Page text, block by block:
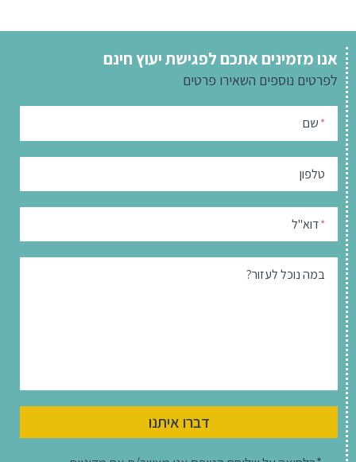
אנו מזמינים אתכם לפגישת יעוץ חינם
לפרטים נוספים השאירו פרטים
* שם
טלפון
*דוא"ל
במה נוכל לעזור?
דברו איתנו